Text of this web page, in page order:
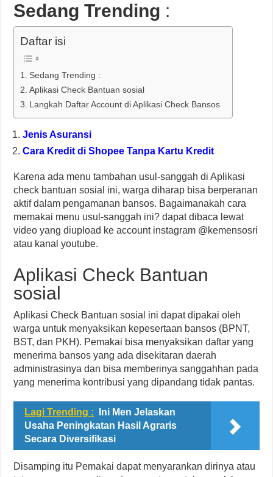
Sedang Trending :
Daftar isi
Sedang Trending :
Aplikasi Check Bantuan sosial
Langkah Daftar Account di Aplikasi Check Bansos
Jenis Asuransi
Cara Kredit di Shopee Tanpa Kartu Kredit
Karena ada menu tambahan usul-sanggah di Aplikasi
check bantuan sosial ini, warga diharap bisa berperanan
aktif dalam pengamanan bansos. Bagaimanakah cara
memakai menu usul-sanggah ini? dapat dibaca lewat
video yang diupload ke account instagram @kemensosri
atau kanal youtube.
Aplikasi Check Bantuan
sosial
Aplikasi Check Bantuan sosial ini dapat dipakai oleh
warga untuk menyaksikan kepesertaan bansos (BPNT,
BST, dan PKH). Pemakai bisa menyaksikan daftar yang
menerima bansos yang ada disekitaran daerah
administrasinya dan bisa memberinya sanggahhan pada
yang menerima kontribusi yang dipandang tidak pantas.
Lagi Trending :
Ini Men Jelaskan
Usaha Peningkatan Hasil Agraris
Secara Diversifikasi
Disamping itu Pemakai dapat menyarankan dirinya atau